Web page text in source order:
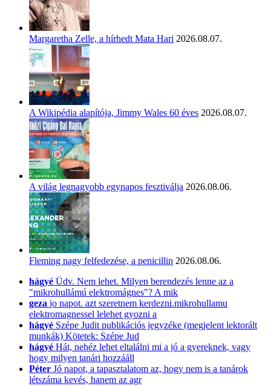
Margaretha Zelle, a hírhedt Mata Hari 2026.08.07.
A Wikipédia alapítója, Jimmy Wales 60 éves 2026.08.07.
A világ legnagyobb egynapos fesztiválja 2026.08.06.
Fleming nagy felfedezése, a penicillin 2026.08.06.
hágyé Üdv. Nem lehet. Milyen berendezés lenne az a
"mikrohullámú elektromágnes"? A mik
geza jo napot. azt szeretnem kerdezni.mikrohullamu
elektromagnessel lelehet gyozni a
hágyé Szépe Judit publikációs jegyzéke (megjelent lektorált
munkák) Kötetek: Szépe Jud
hágyé Hát, nehéz lehet eltalálni mi a jó a gyereknek, vagy
hogy milyen tanári hozzááll
Péter Jó napot, a tapasztalatom az, hogy nem is a tanárok
létszáma kevés, hanem az agr